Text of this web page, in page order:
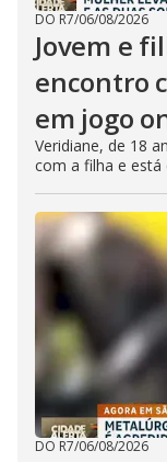
DO R7/06/08/2026
Jovem e
encontro
em jogo
Veridiane, de 18
com a filha e está
DO R7/06/08/2026